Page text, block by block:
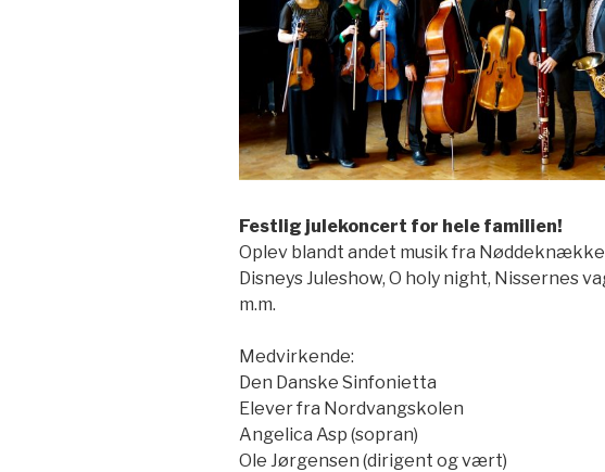
Festlig julekoncert for hele familien!
Oplev blandt andet musik fra
Disneys Juleshow, O holy night, Nissernes
m.m.
Medvirkende:
Den Danske Sinfonietta
Elever fra Nordvangskolen
Angelica Asp (sopran)
Ole Jørgensen (dirigent og vært)